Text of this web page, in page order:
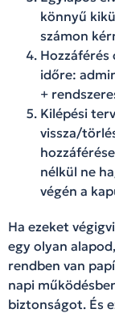
könnyű
számon
Hozzáférés
időre:
+
Kilépési
vissza/
nélkül ne
végén a
Ha ezeket
egy olyan
rendben van
napi
biztonságot. És